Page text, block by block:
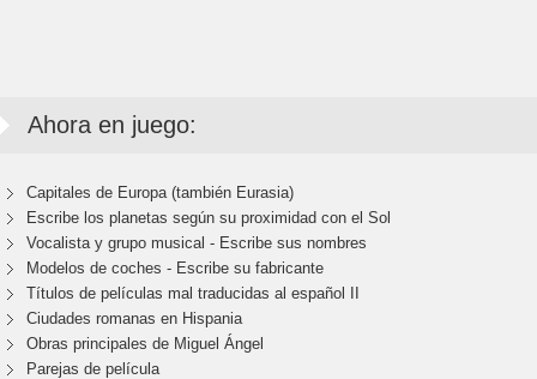
Ahora en juego:
Capitales de Europa (también Eurasia)
Escribe los planetas según su proximidad con el Sol
Vocalista y grupo musical - Escribe sus nombres
Modelos de coches - Escribe su fabricante
Títulos de películas mal traducidas al español II
Ciudades romanas en Hispania
Obras principales de Miguel Ángel
Parejas de película